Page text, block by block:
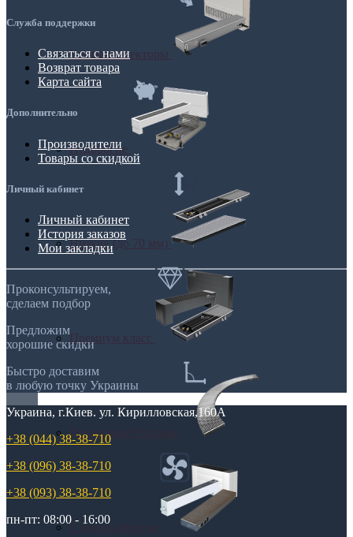
Климаконвекторы
Недорогие
Низкие (до 70 мм)
Премиум класс
Радиусные/Угловые
С вентилятором
Служба поддержки
Связаться с нами
Возврат товара
Карта сайта
Дополнительно
Производители
Товары со скидкой
Личный кабинет
Личный кабинет
История заказов
Мои закладки
Проконсультируем,
сделаем подбор
Предложим
хорошие скидки
Быстро доставим
в любую точку Украины
Украина, г.Киев. ул. Кирилловская,160А
+38 (044) 38-38-710
+38 (096) 38-38-710
+38 (093) 38-38-710
пн-пт: 08:00 - 16:00